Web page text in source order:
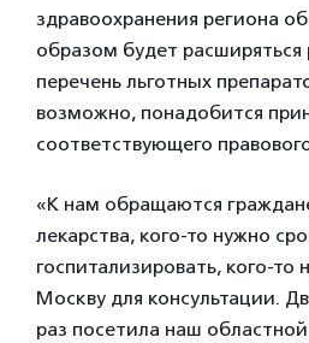
здравоохранения региона
образом будет расширяться
перечень льготных
возможно, понадобится
соответствующего
«К нам обращаются
лекарства, кого-то нужно
госпитализировать, кого-то
Москву для консультации.
раз посетила наш